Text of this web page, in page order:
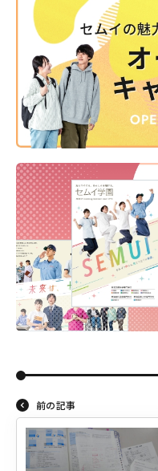
前の記事